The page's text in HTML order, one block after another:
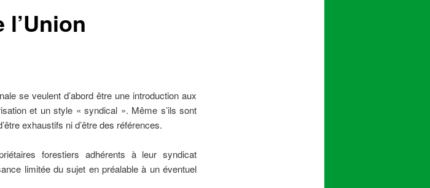
se veulent d’abord être une introduction aux
et un style « syndical ». Même s’ils sont
exhaustifs ni d’être des références.
forestiers adhérents à leur syndicat
limitée du sujet en préalable à un éventuel